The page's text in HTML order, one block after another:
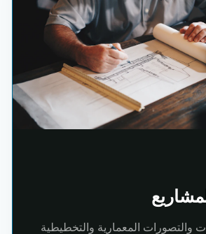
والتصورات المعمارية والتخطيطية